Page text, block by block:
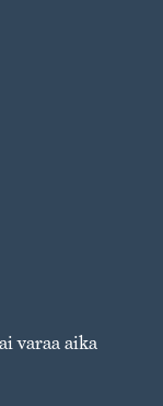
varaa aika